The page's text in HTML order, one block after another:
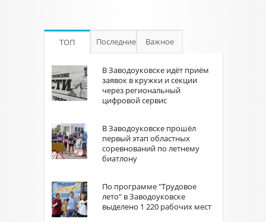
ТОП Последние Важное
В Заводоуковске идёт приём
заявок в кружки и секции
через региональный
цифровой сервис
В Заводоуковске прошёл
первый этап областных
соревнований по летнему
биатлону
По программе "Трудовое
лето" в Заводоуковске
выделено 1 220 рабочих мест